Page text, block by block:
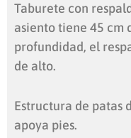
Taburete con
asiento tiene 45 cm
profundidad, el
de alto.
Estructura de patas
apoya pies.